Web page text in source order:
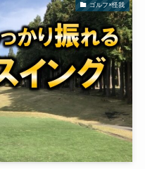
ゴルフ×怪我